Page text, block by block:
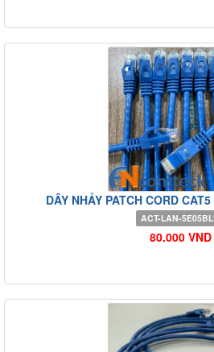
DÂY NHẢY PATCH CORD
ACT-LAN-
80.000 VND